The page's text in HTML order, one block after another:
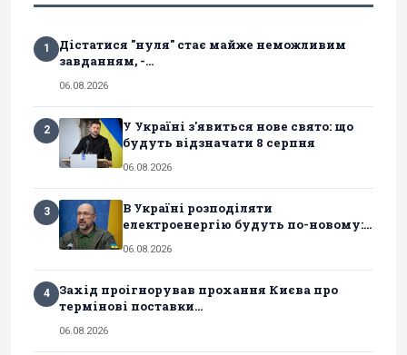
1
Дістатися "нуля" стає майже неможливим
завданням, -...
06.08.2026
2
У Україні з'явиться нове свято: що
будуть відзначати 8 серпня
06.08.2026
3
В Україні розподіляти
електроенергію будуть по-новому:...
06.08.2026
4
Захід проігнорував прохання Києва про
термінові поставки...
06.08.2026